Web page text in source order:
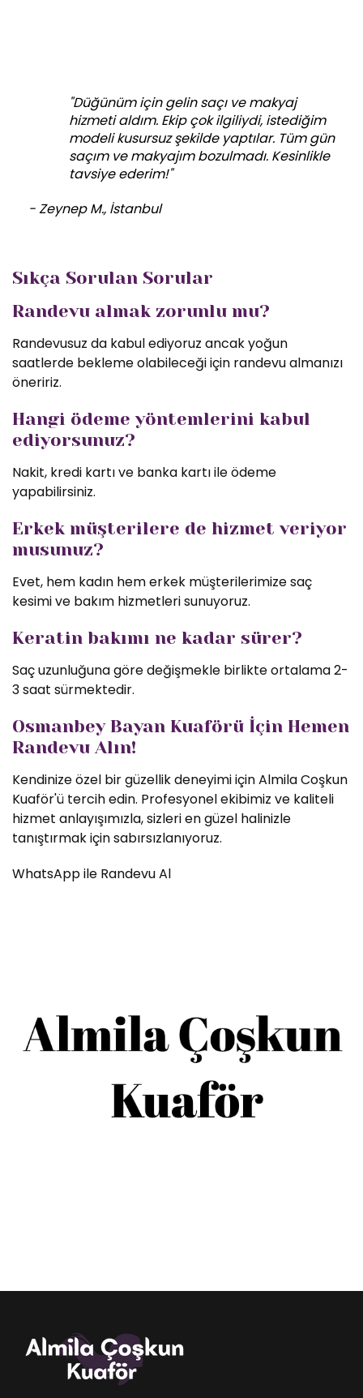
"Düğünüm için gelin saçı ve makyaj
hizmeti aldım. Ekip çok ilgiliydi, istediğim
modeli kusursuz şekilde yaptılar. Tüm gün
saçım ve makyajım bozulmadı. Kesinlikle
tavsiye ederim!"
- Zeynep M., İstanbul
Sıkça Sorulan Sorular
Randevu almak zorunlu mu?
Randevusuz da kabul ediyoruz ancak yoğun
saatlerde bekleme olabileceği için randevu almanızı
öneririz.
Hangi ödeme yöntemlerini kabul
ediyorsunuz?
Nakit, kredi kartı ve banka kartı ile ödeme
yapabilirsiniz.
Erkek müşterilere de hizmet veriyor
musunuz?
Evet, hem kadın hem erkek müşterilerimize saç
kesimi ve bakım hizmetleri sunuyoruz.
Keratin bakımı ne kadar sürer?
Saç uzunluğuna göre değişmekle birlikte ortalama 2-
3 saat sürmektedir.
Osmanbey Bayan Kuaförü İçin Hemen
Randevu Alın!
Kendinize özel bir güzellik deneyimi için Almila Coşkun
Kuaför'ü tercih edin. Profesyonel ekibimiz ve kaliteli
hizmet anlayışımızla, sizleri en güzel halinizle
tanıştırmak için sabırsızlanıyoruz.
WhatsApp ile Randevu Al